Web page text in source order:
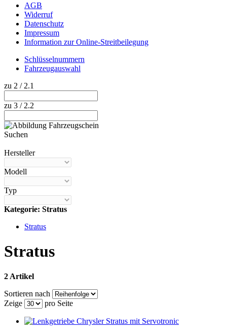
AGB
Widerruf
Datenschutz
Impressum
Information zur Online-Streitbeilegung
Schlüsselnummern
Fahrzeugauswahl
zu 2 / 2.1
zu 3 / 2.2
Suchen
Hersteller
Modell
Typ
Kategorie: Stratus
Stratus
Stratus
2 Artikel
Sortieren nach
Zeige
pro Seite